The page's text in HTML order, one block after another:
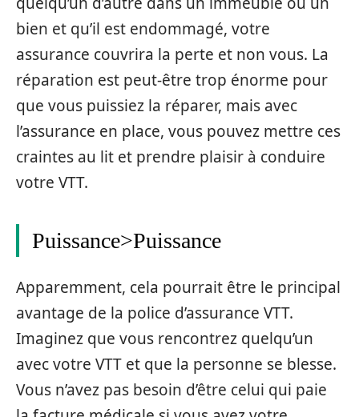
bien et qu’il est endommagé, votre
assurance couvrira la perte et non vous. La
réparation est peut-être trop énorme pour
que vous puissiez la réparer, mais avec
l’assurance en place, vous pouvez mettre ces
craintes au lit et prendre plaisir à conduire
votre VTT.
Puissance>Puissance
Apparemment, cela pourrait être le principal
avantage de la police d’assurance VTT.
Imaginez que vous rencontrez quelqu’un
avec votre VTT et que la personne se blesse.
Vous n’avez pas besoin d’être celui qui paie